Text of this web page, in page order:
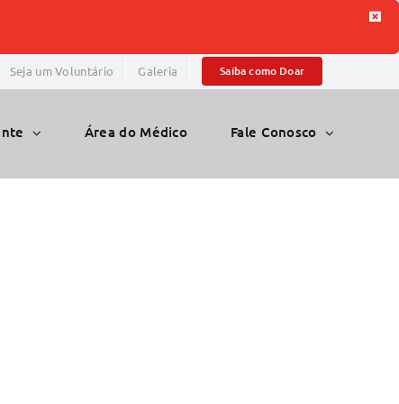
Seja um Voluntário Galeria Saiba como Doar
Área do Médico Fale Conosco